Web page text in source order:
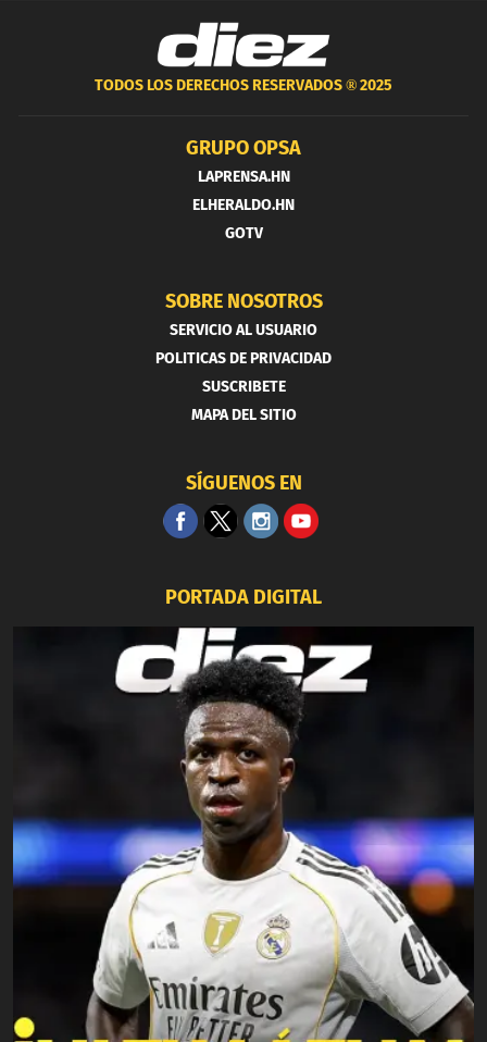
TODOS LOS DERECHOS RESERVADOS ®2025
GRUPO OPSA
LAPRENSA.HN
ELHERALDO.HN
GOTV
SOBRE NOSOTROS
SERVICIO AL USUARIO
POLITICAS DE PRIVACIDAD
SUSCRIBETE
MAPA DEL SITIO
SÍGUENOS EN
PORTADA DIGITAL